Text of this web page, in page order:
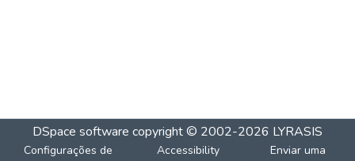
DSpace software copyright © 2002-2026 LYRASIS
Configurações de
Accessibility
Enviar uma